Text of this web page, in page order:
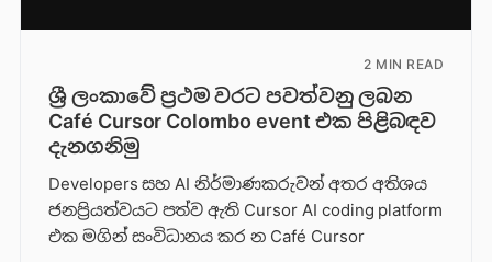
2 MIN READ
ශ්‍රී ලංකාවේ ප්‍රථම වරට පවත්වනු ලබන
Café Cursor Colombo event එක පිළිබඳව
දැනගනිමු
Developers සහ AI නිර්මාණකරුවන් අතර අතිශය
ජනප්‍රියත්වයට පත්ව ඇති Cursor AI coding platform
එක මගින් සංවිධානය කර න Café Cursor